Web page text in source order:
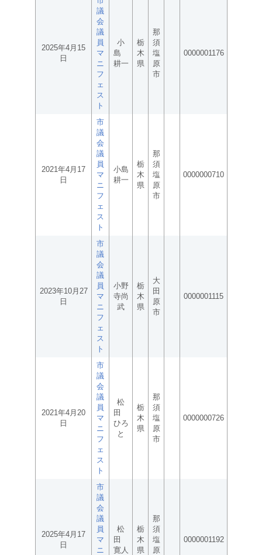
2025年4月15
日
議
会
議
員
マ
ニ
フ
ェ
ス
ト
小
島
耕一
栃
木
県
那
須
塩
原
市
0000001176
2021年4月17
日
市
議
会
議
員
マ
ニ
フ
ェ
ス
ト
小島
耕一
栃
木
県
那
須
塩
原
市
0000000710
2023年10月27
日
市
議
会
議
員
マ
ニ
フ
ェ
ス
ト
小野
寺尚
武
栃
木
県
大
田
原
市
0000001115
2021年4月20
日
市
議
会
議
員
マ
ニ
フ
ェ
ス
ト
松
田
ひろ
と
栃
木
県
那
須
塩
原
市
0000000726
2025年4月17
日
市
議
会
議
員
マ
ニ
松
田
寛人
栃
木
県
那
須
塩
原
0000001192